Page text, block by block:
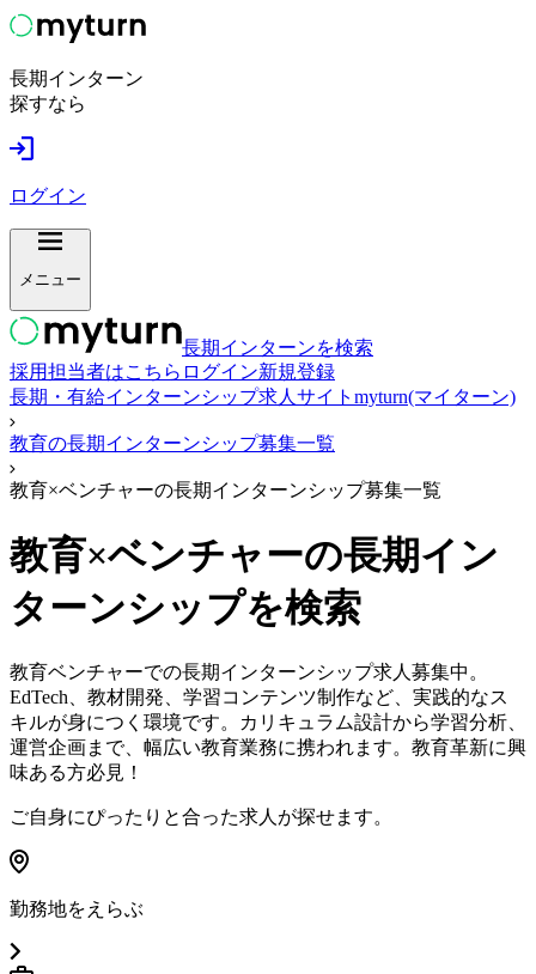
長期インターン
探すなら
ログイン
メニュー
長期インターンを検索
採用担当者はこちら ログイン新規登録
長期・有給インターンシップ求人サイトmyturn(マイターン)
教育の長期インターンシップ募集一覧
教育×ベンチャーの長期インターンシップ募集一覧
教育×ベンチャーの長期イン
ターンシップを検索
教育ベンチャーでの長期インターンシップ求人募集中。
EdTech、教材開発、学習コンテンツ制作など、実践的なス
キルが身につく環境です。カリキュラム設計から学習分析、
運営企画まで、幅広い教育業務に携われます。教育革新に興
味ある方必見！
ご自身にぴったりと合った求人が探せます。
勤務地をえらぶ